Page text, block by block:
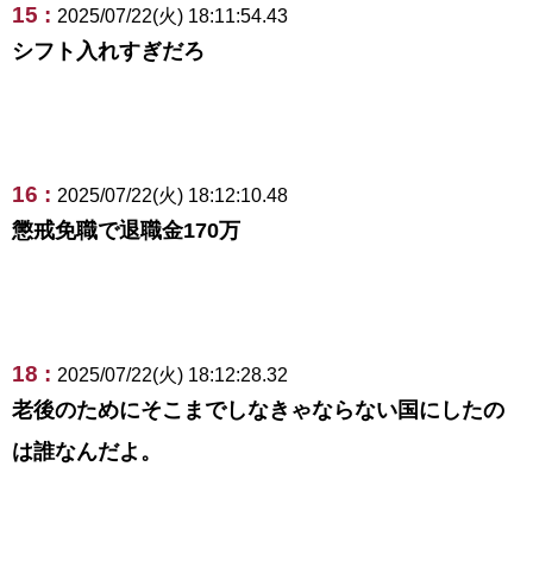
15 : 2025/07/22(火) 18:11:54.43
シフト入れすぎだろ
16 : 2025/07/22(火) 18:12:10.48
懲戒免職で退職金170万
18 : 2025/07/22(火) 18:12:28.32
老後のためにそこまでしなきゃならない国にしたの
は誰なんだよ。